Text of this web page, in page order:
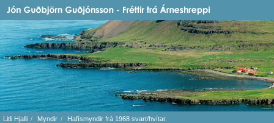
Litli Hjalli Myndir Hafísmyndir frá 1968 svart/hvítar.